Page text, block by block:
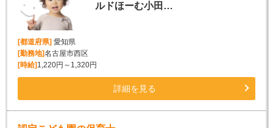
ルドほーむ小田…
[都道府県] 愛知県
[勤務地]名古屋市西区
[時給] 1,220円～1,320円
詳細を見る